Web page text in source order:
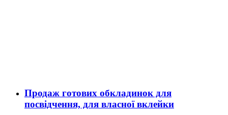
Продаж готових обкладинок для
посвідчення, для власної вклейки